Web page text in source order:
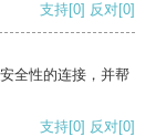
支持[0] 反对[0]
全性的连接，并帮
支持[0] 反对[0]